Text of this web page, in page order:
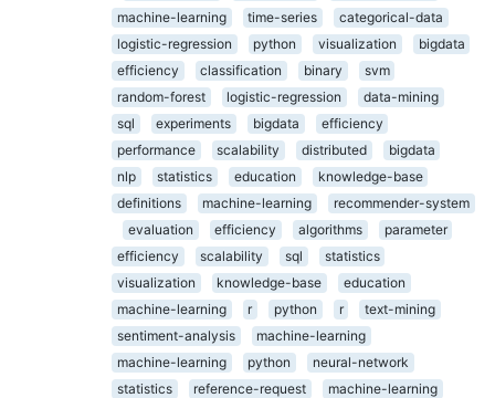
machine-learning
time-series
categorical-data
logistic-regression
python visualization
bigdata
efficiency
classification binary
svm
random-forest
logistic-regression
data-mining
sql
experiments bigdata
efficiency
performance
scalability distributed
bigdata
nlp
statistics education
knowledge-base
definitions
machine-learning
recommender-system
evaluation
efficiency algorithms
parameter
efficiency
scalability sql
statistics
visualization
knowledge-base
education
machine-learning
r python r
text-mining
sentiment-analysis
machine-learning
machine-learning
python
neural-network
statistics
reference-request
machine-learning